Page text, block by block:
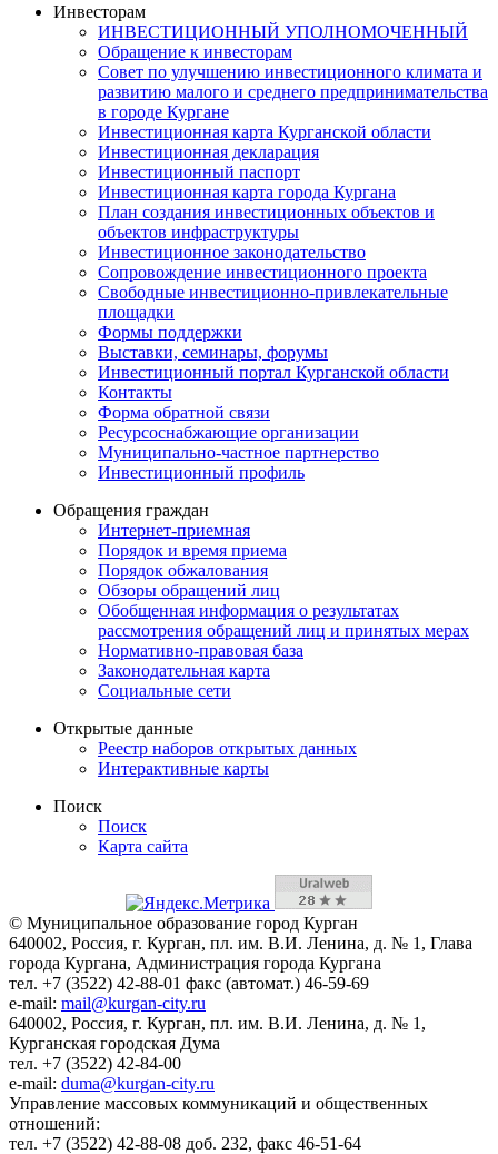
Инвесторам
ИНВЕСТИЦИОННЫЙ УПОЛНОМОЧЕННЫЙ
Обращение к инвесторам
Совет по улучшению инвестиционного климата и
развитию малого и среднего предпринимательства
в городе Кургане
Инвестиционная карта Курганской области
Инвестиционная декларация
Инвестиционный паспорт
Инвестиционная карта города Кургана
План создания инвестиционных объектов и
объектов инфраструктуры
Инвестиционное законодательство
Сопровождение инвестиционного проекта
Свободные инвестиционно-привлекательные
площадки
Формы поддержки
Выставки, семинары, форумы
Инвестиционный портал Курганской области
Контакты
Форма обратной связи
Ресурсоснабжающие организации
Муниципально-частное партнерство
Инвестиционный профиль
Обращения граждан
Интернет-приемная
Порядок и время приема
Порядок обжалования
Обзоры обращений лиц
Обобщенная информация о результатах
рассмотрения обращений лиц и принятых мерах
Нормативно-правовая база
Законодательная карта
Социальные сети
Открытые данные
Реестр наборов открытых данных
Интерактивные карты
Поиск
Поиск
Карта сайта
© Муниципальное образование город Курган
640002, Россия, г. Курган, пл. им. В.И. Ленина, д. № 1, Глава
города Кургана, Администрация города Кургана
тел. +7 (3522) 42-88-01 факс (автомат.) 46-59-69
e-mail: mail@kurgan-city.ru
640002, Россия, г. Курган, пл. им. В.И. Ленина, д. № 1,
Курганская городская Дума
тел. +7 (3522) 42-84-00
e-mail: duma@kurgan-city.ru
Управление массовых коммуникаций и общественных
отношений:
тел. +7 (3522) 42-88-08 доб. 232, факс 46-51-64